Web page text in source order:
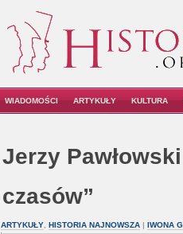
WIADOMOŚCI ARTYKUŁY KULTURA
Jerzy
czasów”
ARTYKUŁY, HISTORIA NAJNOWSZA| IWONA